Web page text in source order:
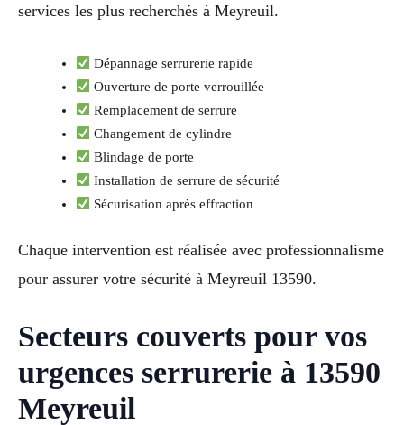
services les plus recherchés à Meyreuil.
Dépannage serrurerie rapide
Ouverture de porte verrouillée
Remplacement de serrure
Changement de cylindre
Blindage de porte
Installation de serrure de sécurité
Sécurisation après effraction
Chaque intervention est réalisée avec professionnalisme
pour assurer votre sécurité à Meyreuil 13590.
Secteurs couverts pour vos
urgences serrurerie à 13590
Meyreuil